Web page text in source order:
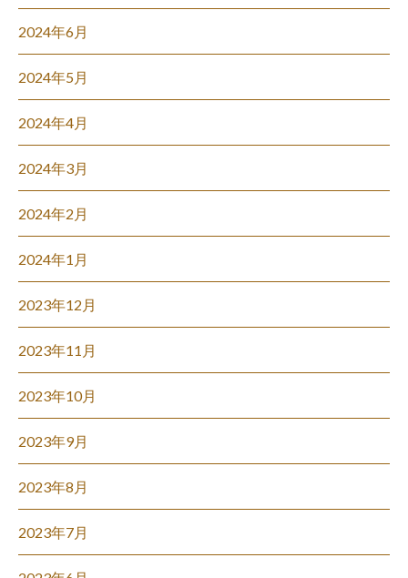
2024年6月
2024年5月
2024年4月
2024年3月
2024年2月
2024年1月
2023年12月
2023年11月
2023年10月
2023年9月
2023年8月
2023年7月